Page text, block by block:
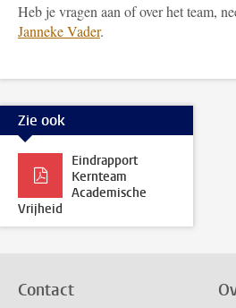
Heb je vragen aan of over het team,
Janneke Vader.
Zie ook
Eindrapport
Kernteam
Academische
Vrijheid
Contact